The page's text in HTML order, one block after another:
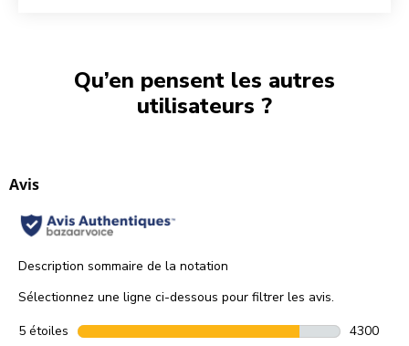
Qu’en pensent les autres
utilisateurs ?